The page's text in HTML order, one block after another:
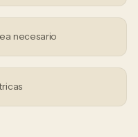
necesario